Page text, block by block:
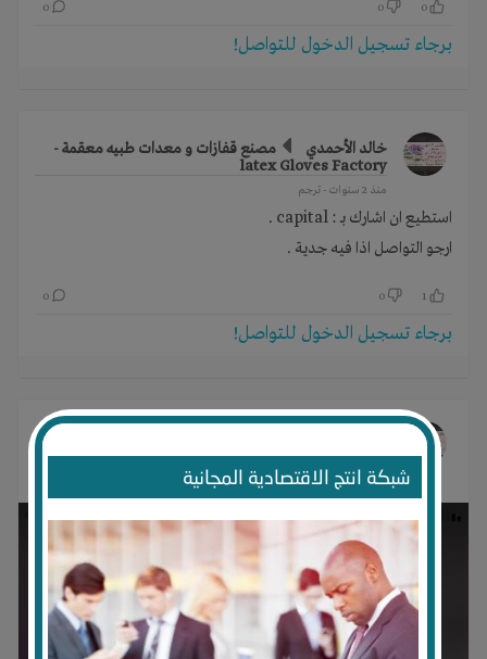
شبكة انتج الاقتصادية المجانية
0
0
0
برجاء تسجيل الدخول للتواصل!
خالد الأحمدي
مصنع قفازات و معدات طبيه معقمة -
latex Gloves Factory
منذ 2 سنوات - ترجم
استطيع ان اشارك بـ : capital .
ارجو التواصل اذا فيه جدية .
1
0
0
برجاء تسجيل الدخول للتواصل!
منذ 2 سنوات